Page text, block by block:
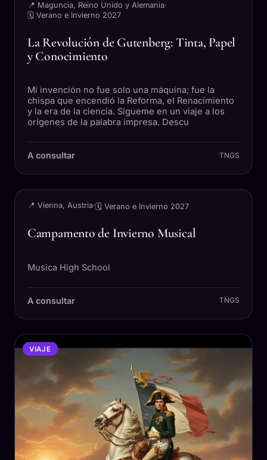
📍 Maguncia, Reino Unido y Alemania·
🗓 Verano e Invierno 2027
La Revolución de Gutenberg: Tinta, Papel
y Conocimiento
Mi invención no fue solo una máquina; fue la
chispa que encendió la Reforma, el Renacimiento
y la era de la ciencia. Sígueme en un viaje a los
orígenes de la palabra impresa. Descu
A consultar TNGS
VIAJE
📍 Vienna, Austria· 🗓 Verano e Invierno 2027
Campamento de Invierno Musical
Musica High School
A consultar TNGS
VIAJE